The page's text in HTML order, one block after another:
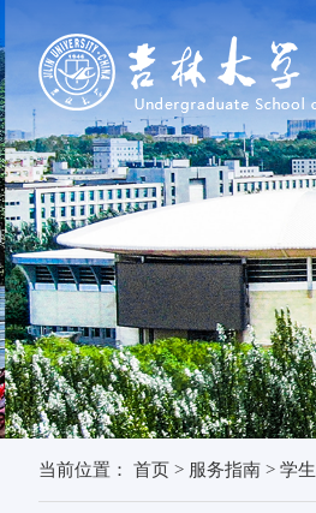
当前位置： 首页 > 服务指南 > 学生